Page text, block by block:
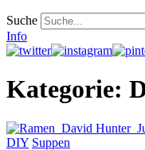
Suche
Info
Kategorie:
DIY Suppen